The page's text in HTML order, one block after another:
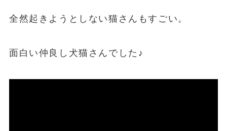
全然起きようとしない猫さんもすごい。
面白い仲良し犬猫さんでした♪